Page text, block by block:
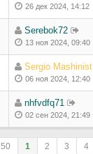
26 дек 2024, 14:12
Serebok72
13 ноя 2024, 09:40
Sergio Mashinist
06 ноя 2024, 12:40
nhfvdfq71
02 сен 2024, 21:49
50 1 2 3 4